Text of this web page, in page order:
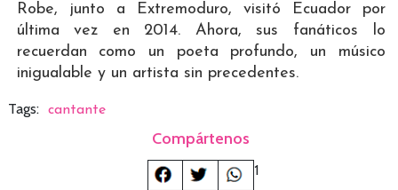
Robe, junto a Extremoduro, visitó Ecuador por
última vez en 2014. Ahora, sus fanáticos lo
recuerdan como un poeta profundo, un músico
inigualable y un artista sin precedentes.
Tags: cantante
Compártenos
1